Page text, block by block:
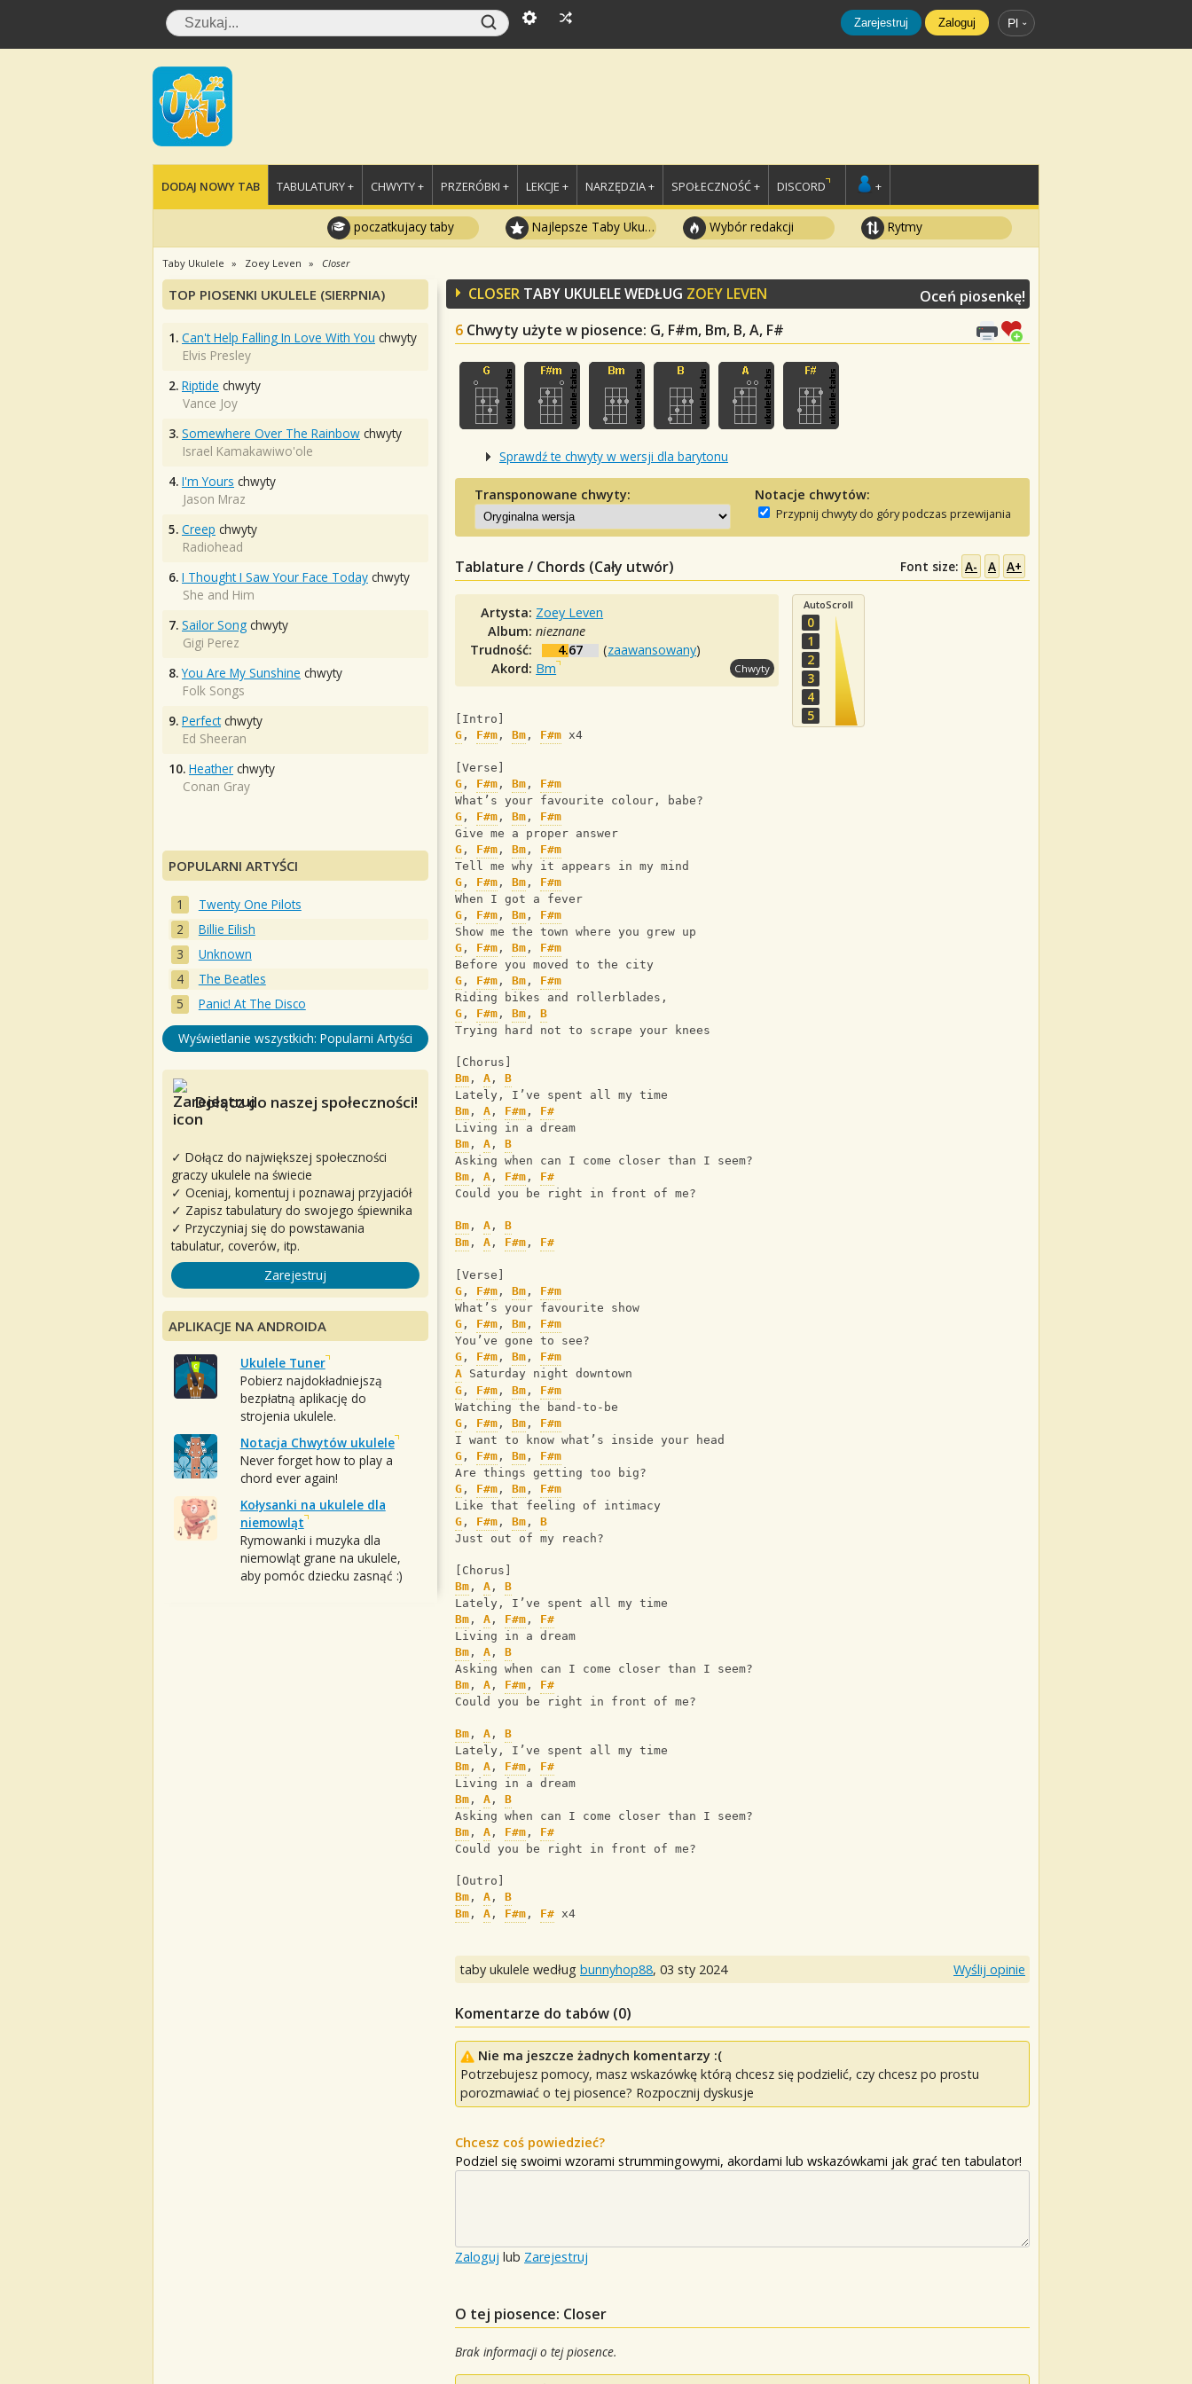
Zarejestruj Zaloguj Pl
DODAJ NOWY TAB TABULATURY + CHWYTY + PRZERÓBKI + LEKCJE + NARZĘDZIA + SPOŁECZNOŚĆ + DISCORD +
poczatkujacy taby Najlepsze Taby Ukulele Wybór redakcji Rytmy
Taby Ukulele Zoey Leven Closer
CLOSER TABY UKULELE WEDŁUG ZOEY LEVEN
6 Chwyty użyte w piosence: G, F#m, Bm, B, A, F#
Oceń piosenkę!
Sprawdź te chwyty w wersji dla barytonu
Transponowane chwyty: Notacje chwytów:
Przypnij chwyty do góry podczas przewijania
Tablature / Chords (Cały utwór) Font size: A- A A+
Artysta: Zoey Leven
Album:nieznane
Trudność:
4.67 (zaawansowany)
Akord: Bm Chwyty
AutoScroll
0
1
2
3
4
5
[Intro]
G , F#m , Bm , F#m x4
[Verse]
G , F#m , Bm , F#m
What’s your favourite colour, babe?
G , F#m , Bm , F#m
Give me a proper answer
G , F#m , Bm , F#m
Tell me why it appears in my mind
G , F#m , Bm , F#m
When I got a fever
G , F#m , Bm , F#m
Show me the town where you grew up
G , F#m , Bm , F#m
Before you moved to the city
G , F#m , Bm , F#m
Riding bikes and rollerblades,
G , F#m , Bm , B
Trying hard not to scrape your knees
[Chorus]
Bm , A , B
Lately, I’ve spent all my time
Bm , A , F#m , F#
Living in a dream
Bm , A , B
Asking when can I come closer than I seem?
Bm , A , F#m , F#
Could you be right in front of me?
Bm , A , B
Bm , A , F#m , F#
[Verse]
G , F#m , Bm , F#m
What’s your favourite show
G , F#m , Bm , F#m
You’ve gone to see?
G , F#m , Bm , F#m
A Saturday night downtown
G , F#m , Bm , F#m
Watching the band-to-be
G , F#m , Bm , F#m
I want to know what’s inside your head
G , F#m , Bm , F#m
Are things getting too big?
G , F#m , Bm , F#m
Like that feeling of intimacy
G , F#m , Bm , B
Just out of my reach?
[Chorus]
Bm , A , B
Lately, I’ve spent all my time
Bm , A , F#m , F#
Living in a dream
Bm , A , B
Asking when can I come closer than I seem?
Bm , A , F#m , F#
Could you be right in front of me?
Bm , A , B
Lately, I’ve spent all my time
Bm , A , F#m , F#
Living in a dream
Bm , A , B
Asking when can I come closer than I seem?
Bm , A , F#m , F#
Could you be right in front of me?
[Outro]
Bm , A , B
Bm , A , F#m , F# x4
taby ukulele według bunnyhop88, 03 sty 2024 Wyślij opinie
Komentarze do tabów (0)
Nie ma jeszcze żadnych komentarzy :(
Potrzebujesz pomocy, masz wskazówkę którą chcesz się podzielić, czy chcesz po prostu
porozmawiać o tej piosence? Rozpocznij dyskusje
Chcesz coś powiedzieć?
Podziel się swoimi wzorami strummingowymi, akordami lub wskazówkami jak grać ten tabulator!
Zaloguj lub Zarejestruj
O tej piosence: Closer
Brak informacji o tej piosence.
TOP PIOSENKI UKULELE (SIERPNIA)
1. Can't Help Falling In Love With You chwyty
Elvis Presley
2. Riptide chwyty
Vance Joy
3. Somewhere Over The Rainbow chwyty
Israel Kamakawiwo'ole
4. I'm Yours chwyty
Jason Mraz
5. Creep chwyty
Radiohead
6. I Thought I Saw Your Face Today chwyty
She and Him
7. Sailor Song chwyty
Gigi Perez
8. You Are My Sunshine chwyty
Folk Songs
9. Perfectchwyty
Ed Sheeran
10. Heather chwyty
Conan Gray
POPULARNI ARTYŚCI
Twenty One Pilots
Billie Eilish
Unknown
The Beatles
Panic! At The Disco
Wyświetlanie wszystkich: Popularni Artyści
Dołącz do naszej społeczności!
✓ Dołącz do największej społeczności
graczy ukulele na świecie
✓ Oceniaj, komentuj i poznawaj przyjaciół
✓ Zapisz tabulatury do swojego śpiewnika
✓ Przyczyniaj się do powstawania
tabulatur, coverów, itp.
Zarejestruj
APLIKACJE NA ANDROIDA
Ukulele Tuner
Pobierz najdokładniejszą
bezpłatną aplikację do
strojenia ukulele.
Notacja Chwytów ukulele
Never forget how to play a
chord ever again!
Kołysanki na ukulele dla
niemowląt
Rymowanki i muzyka dla
niemowląt grane na ukulele,
aby pomóc dziecku zasnąć :)